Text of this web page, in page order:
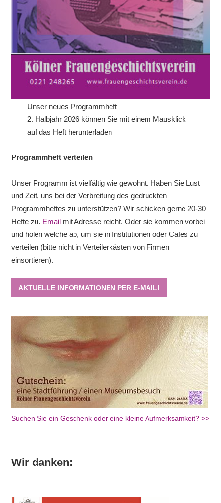
Unser neues Programmheft
2. Halbjahr 2026 können Sie mit einem Mausklick
auf das Heft herunterladen
Programmheft verteilen
Unser Programm ist vielfältig wie gewohnt. Haben Sie Lust
und Zeit, uns bei der Verbreitung des gedruckten
Programmheftes zu unterstützen? Wir schicken gerne 20-30
Hefte zu. Emailmit Adresse reicht. Oder sie kommen vorbei
und holen welche ab, um sie in Institutionen oder Cafes zu
verteilen (bitte nicht in Verteilerkästen von Firmen
einsortieren).
AKTUELLE INFORMATIONEN PER E-MAIL!
Suchen Sie ein Geschenk oder eine kleine Aufmerksamkeit? >>
Wir danken: